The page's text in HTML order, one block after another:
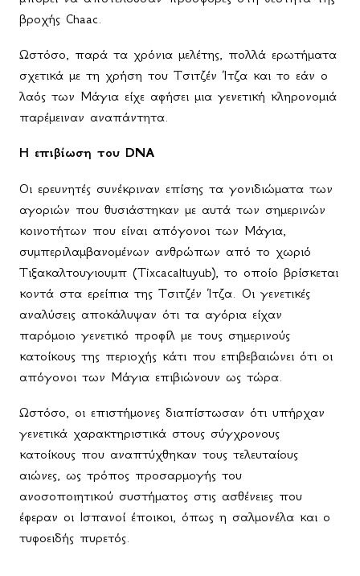
βροχής Chaac.
Ωστόσο, παρά τα χρόνια μελέτης, πολλά ερωτήματα
σχετικά με τη χρήση του Τσιτζέν Ίτζα και το εάν ο
λαός των Μάγια είχε αφήσει μια γενετική κληρονομιά
παρέμειναν αναπάντητα.
Η επιβίωση του DNA
Οι ερευνητές συνέκριναν επίσης τα γονιδιώματα των
αγοριών που θυσιάστηκαν με αυτά των σημερινών
κοινοτήτων που είναι απόγονοι των Μάγια,
συμπεριλαμβανομένων ανθρώπων από το χωριό
Τιξακαλτουγιουμπ (Tixcacaltuyub), το οποίο βρίσκεται
κοντά στα ερείπια της Τσιτζέν Ίτζα. Oι γενετικές
αναλύσεις αποκάλυψαν ότι τα αγόρια είχαν
παρόμοιο γενετικό προφίλ με τους σημερινούς
κατοίκους της περιοχής κάτι που επιβεβαιώνει ότι οι
απόγονοι των Μάγια επιβιώνουν ως τώρα.
Ωστόσο, οι επιστήμονες διαπίστωσαν ότι υπήρχαν
γενετικά χαρακτηριστικά στους σύγχρονους
κατοίκους που αναπτύχθηκαν τους τελευταίους
αιώνες, ως τρόπος προσαρμογής του
ανοσοποιητικού συστήματος στις ασθένειες που
έφεραν οι Ισπανοί έποικοι, όπως η σαλμονέλα και ο
τυφοειδής πυρετός.